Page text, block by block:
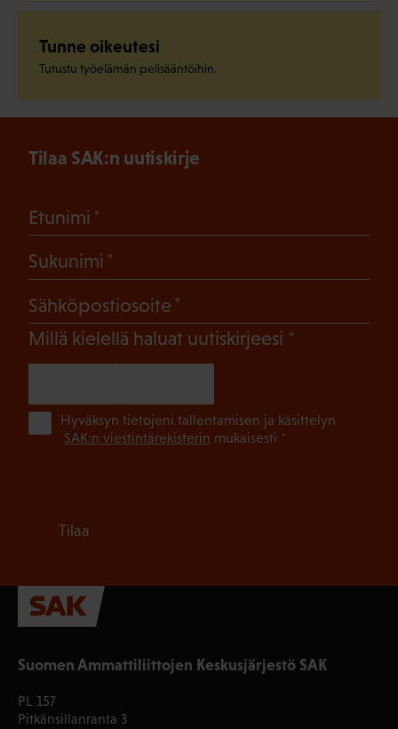
Tunne oikeutesi
Tutustu työelämän pelisääntöihin.
Suomen Ammattiliittojen Keskusjärjestö SAK
PL 157
Pitkänsillanranta 3
Tilaa SAK:n uutiskirje
Etunimi
Sukunimi
Sähköpostiosoite
Millä kielellä haluat uutiskirjeesi (Pakollinen)
Hyväksyn tietojeni tallentamisen ja käsittelyn
SAK:n viestintärekisterin mukaisesti *
Tilaa